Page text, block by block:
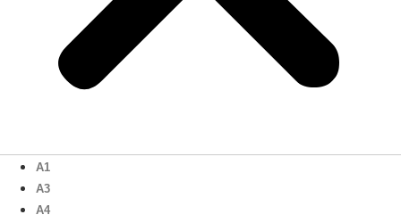
A1
A3
A4